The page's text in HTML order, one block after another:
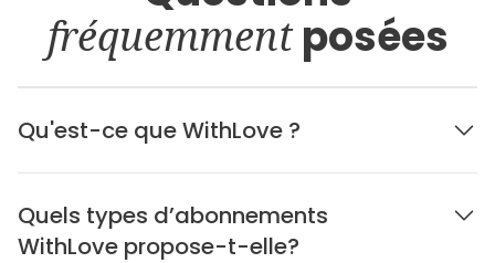
fréquemmentposées
Qu'est-ce que WithLove ?
Quels types d’abonnements
WithLove propose-t-elle?